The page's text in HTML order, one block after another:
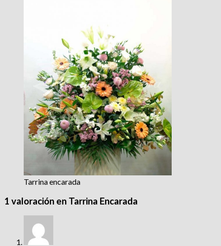
Tarrina encarada
1 valoración en Tarrina Encarada